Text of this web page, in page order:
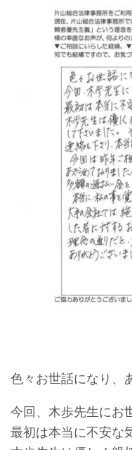
色々お世話になり、
今回、木歩先生にお
最初は本当に不安な